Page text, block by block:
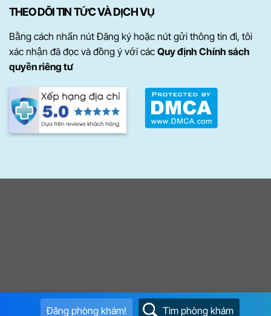
THEO DÕI TIN TỨC VÀ DỊCH VỤ
Bằng cách nhấn nút Đăng ký hoặc nút gửi thông tin đi, tôi
xác nhận đã đọc và đồng ý với các Quy định Chính sách
quyền riêng tư
Đăng phòng khám! Tìm phòng khám